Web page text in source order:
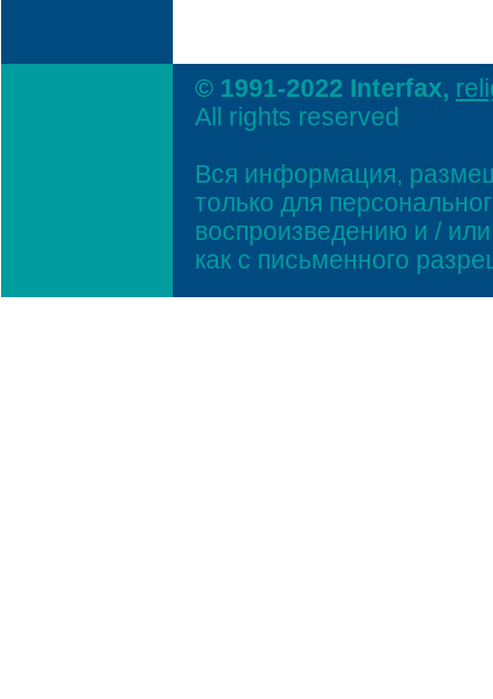
© 1991-2022 Interfax,
All rights reserved
Вся информация,
только для
воспроизведению и /
как с письменного